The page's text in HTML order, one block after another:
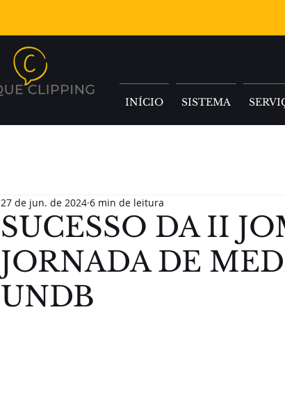
INÍCIO SISTEMA
SUCESSO DA II
JORNADA DE
UNDB
27 de jun. de 2024 6 min de leitura